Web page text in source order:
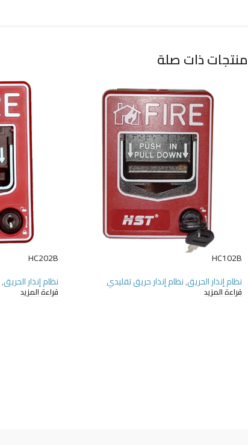
منتجات ذات صلة
HC102B
نظام إنذار الحريق,نظام إنذار حريق تقليدي
قراءة المزيد
HC202B
نظام إنذار الحريق,
قراءة المزيد